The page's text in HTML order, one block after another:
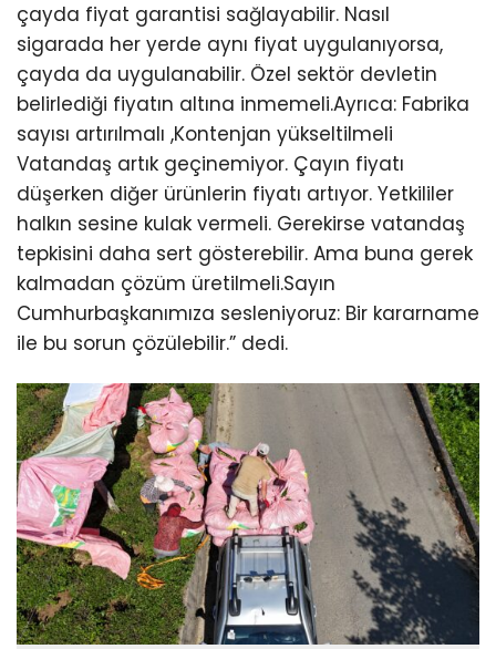
çayda fiyat garantisi sağlayabilir. Nasıl
sigarada her yerde aynı fiyat uygulanıyorsa,
çayda da uygulanabilir. Özel sektör devletin
belirlediği fiyatın altına inmemeli.Ayrıca: Fabrika
sayısı artırılmalı ,Kontenjan yükseltilmeli
Vatandaş artık geçinemiyor. Çayın fiyatı
düşerken diğer ürünlerin fiyatı artıyor. Yetkililer
halkın sesine kulak vermeli. Gerekirse vatandaş
tepkisini daha sert gösterebilir. Ama buna gerek
kalmadan çözüm üretilmeli.Sayın
Cumhurbaşkanımıza sesleniyoruz: Bir kararname
ile bu sorun çözülebilir.” dedi.